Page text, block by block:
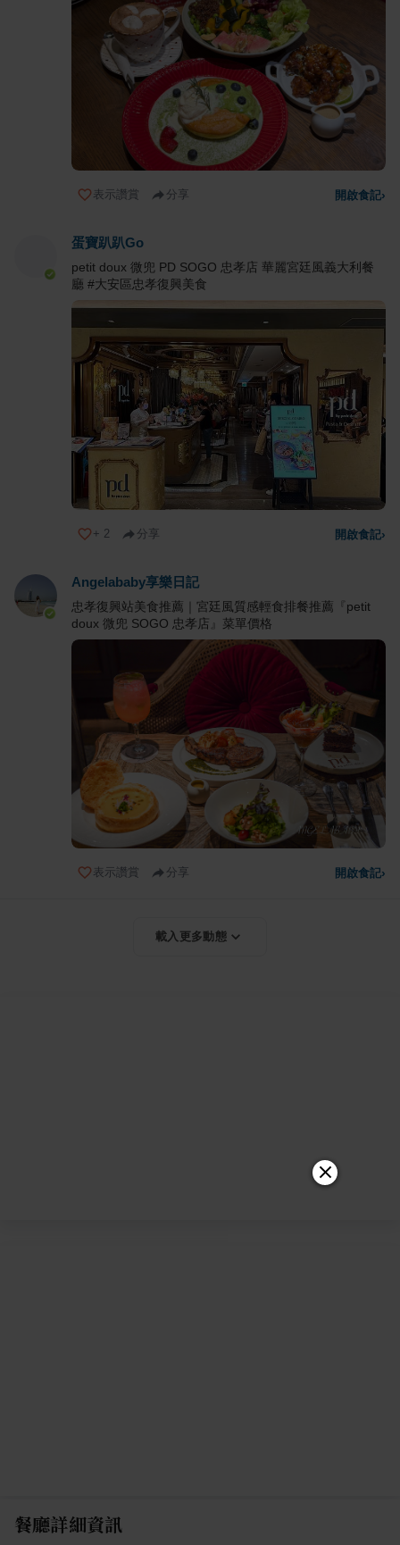
表示讚賞 分享 開啟食記›
蛋寶趴趴Go
petit doux 微兜 PD SOGO 忠孝店 華麗宮廷風義大利餐
廳 #大安區忠孝復興美食
+ 2 分享 開啟食記›
Angelababy享樂日記
忠孝復興站美食推薦｜宮廷風質感輕食排餐推薦『petit
doux 微兜 SOGO 忠孝店』菜單價格
表示讚賞 分享 開啟食記›
載入更多動態
餐廳詳細資訊